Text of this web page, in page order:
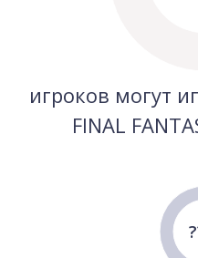
игроков могут
FINAL